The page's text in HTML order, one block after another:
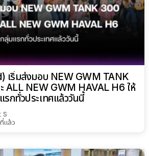
เริ่มส่งมอบ NEW GWM TANK
ALL NEW GWM HAVAL H6 ให้
รกทั่วประเทศแล้ววันนี้
S
แล้ว